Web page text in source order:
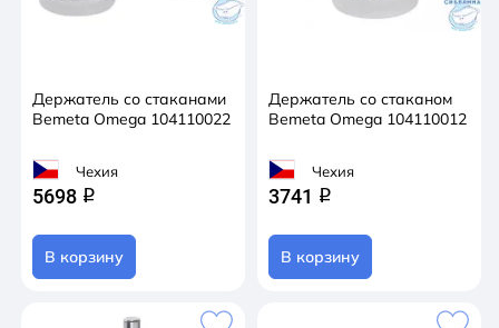
Держатель со стаканами
Bemeta Omega 104110022
Чехия
5698 q
В корзину
Держатель со стаканом
Bemeta Omega 104110012
Чехия
3741 q
В корзину